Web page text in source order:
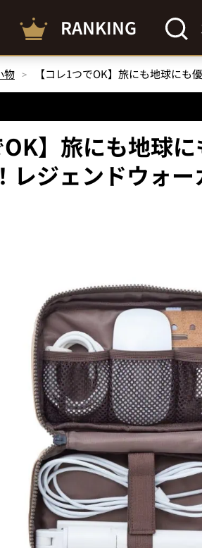
RANKING
物
OK】旅にも地球
レジェンドウォ